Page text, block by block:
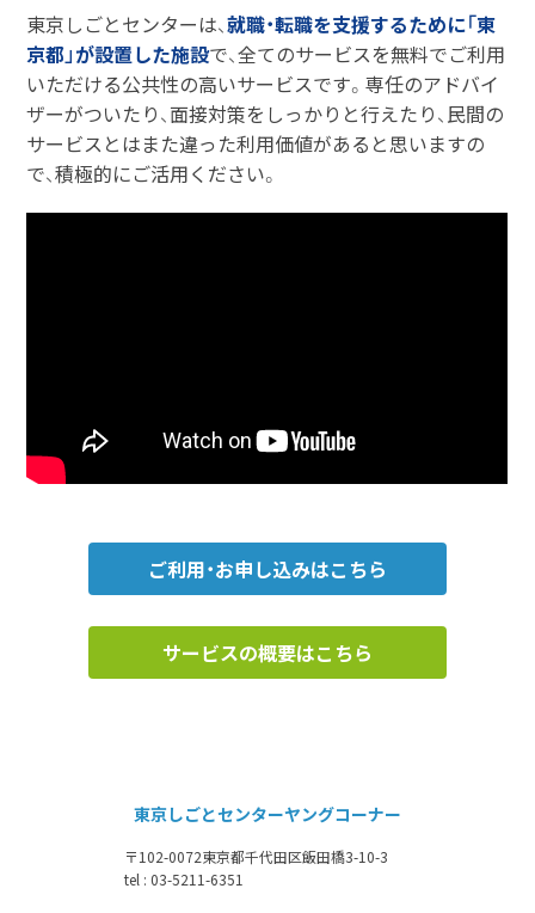
東京しごとセンターは、就職・転職を支援するために「東
京都」が設置した施設で、全てのサービスを無料でご利用
いただける公共性の高いサービスです。専任のアドバイ
ザーがついたり、面接対策をしっかりと行えたり、民間の
サービスとはまた違った利用価値があると思いますの
で、積極的にご活用ください。
ご利用・お申し込みはこちら
サービスの概要はこちら
東京しごとセンターヤングコーナー
〒102-0072東京都千代田区飯田橋3-10-3
tel : 03-5211-6351